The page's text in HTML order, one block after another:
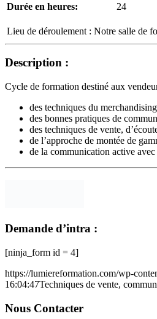
Durée en heures:
24
Lieu de déroulement : Notre salle de
Description :
Cycle de formation destiné aux
des techniques du
des bonnes pratiques de
des techniques de vente,
de l’approche de montée de
de la communication active
Demande d’intra :
[ninja_form id = 4]
https://lumiereformation.com/wp-
16:04:47Techniques de vente,
Nous Contacter